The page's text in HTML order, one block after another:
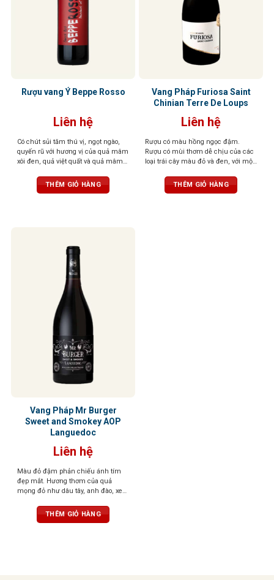
Rượu vang Ý Beppe Rosso
Liên hệ
Có chút sủi tăm thú vị, ngọt ngào,
quyến rũ với hương vị của quả mâm
xôi đen, quả việt quất và quả mâm
THÊM GIỎ HÀNG
Vang Pháp Furiosa Saint
Chinian Terre De Loups
Liên hệ
Rượu có màu hồng ngọc đậm.
Rượu có mùi thơm dễ chịu của các
loại trái cây màu đỏ và đen, với một
nhàng. Vòm miệng được tráng rất
cân đối và thể hiện rất nhiều sự
THÊM GIỎ HÀNG
Vang Pháp Mr Burger
Sweet and Smokey AOP
Languedoc
Liên hệ
Màu đỏ đậm phản chiếu ánh tím
đẹp mắt. Hương thơm của quả
mọng đỏ như dâu tây, anh đào, xen
hương, tuyết tùng tạo nên một tầng
hương phức hợp, gợi cảm và sống
THÊM GIỎ HÀNG